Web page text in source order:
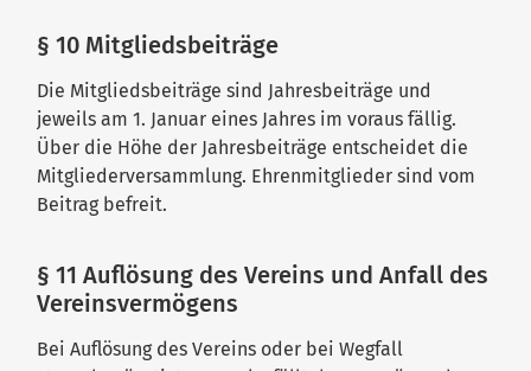
§ 10 Mitgliedsbeiträge
Die Mitgliedsbeiträge sind Jahresbeiträge und
jeweils am 1. Januar eines Jahres im voraus fällig.
Über die Höhe der Jahresbeiträge entscheidet die
Mitgliederversammlung. Ehrenmitglieder sind vom
Beitrag befreit.
§ 11 Auflösung des Vereins und Anfall des
Vereinsvermögens
Bei Auflösung des Vereins oder bei Wegfall